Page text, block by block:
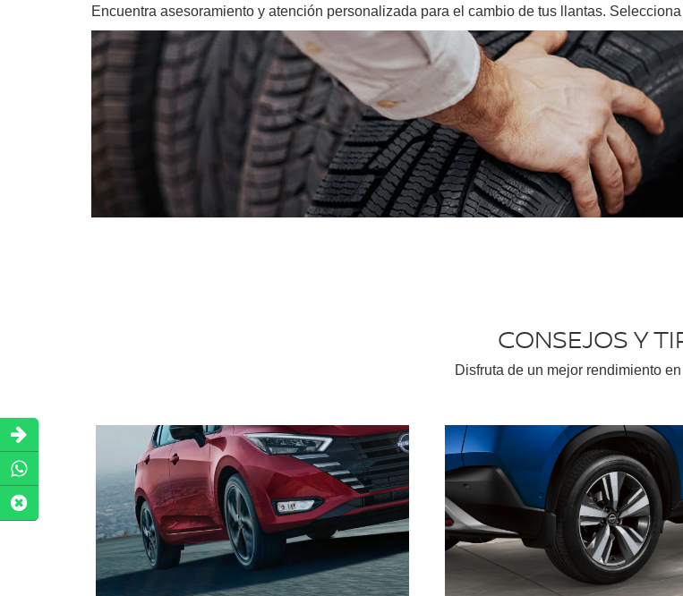
Encuentra asesoramiento y atención personalizada para el cambio de tus llantas.
CONSEJOS Y
Disfruta de un mejor rendimiento